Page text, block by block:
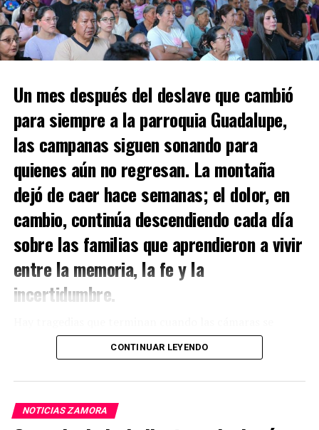
Un mes después del deslave que cambió
para siempre a la parroquia Guadalupe,
las campanas siguen sonando para
quienes aún no regresan. La montaña
dejó de caer hace semanas; el dolor, en
cambio, continúa descendiendo cada día
sobre las familias que aprendieron a vivir
entre la memoria, la fe y la
incertidumbre.
En Kantzama Bajo, la madrugada del 4 de julio de 2026
no solo sepultó viviendas bajo toneladas de tierra y roca.
CONTINUAR LEYENDO
NOTICIAS ZAMORA